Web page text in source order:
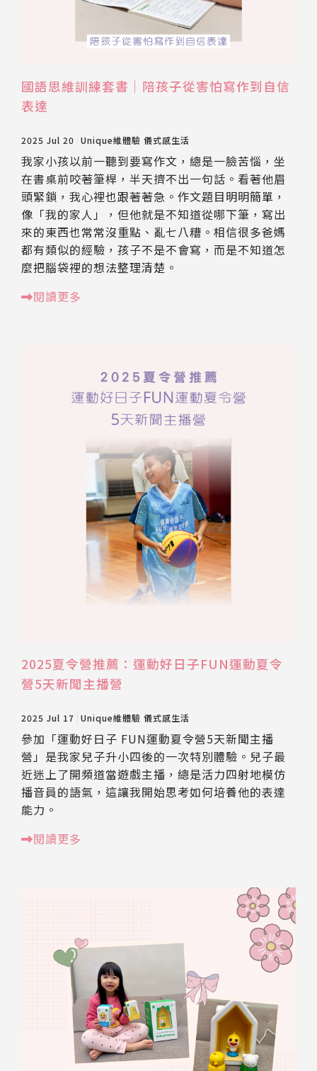
國語思維訓練套書｜陪孩子從害怕寫作到自信
表達
2025 Jul 20 Unique維體驗 儀式感生活
我家小孩以前一聽到要寫作文，總是一臉苦惱，坐
在書桌前咬著筆桿，半天擠不出一句話。看著他眉
頭緊鎖，我心裡也跟著著急。作文題目明明簡單，
像「我的家人」，但他就是不知道從哪下筆，寫出
來的東西也常常沒重點、亂七八糟。相信很多爸媽
都有類似的經驗，孩子不是不會寫，而是不知道怎
麼把腦袋裡的想法整理清楚。
閱讀更多
2025夏令營推薦：運動好日子FUN運動夏令
營5天新聞主播營
2025 Jul 17 Unique維體驗 儀式感生活
參加「運動好日子 FUN運動夏令營5天新聞主播
營」是我家兒子升小四後的一次特別體驗。兒子最
近迷上了開頻道當遊戲主播，總是活力四射地模仿
播音員的語氣，這讓我開始思考如何培養他的表達
能力。
閱讀更多